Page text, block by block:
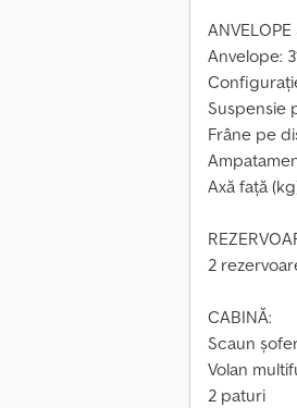
ANVELOPE
Anvelope:
Suspensie
Frâne pe
Axă față
2
CABINĂ:
Scaun
Volan
2 paturi